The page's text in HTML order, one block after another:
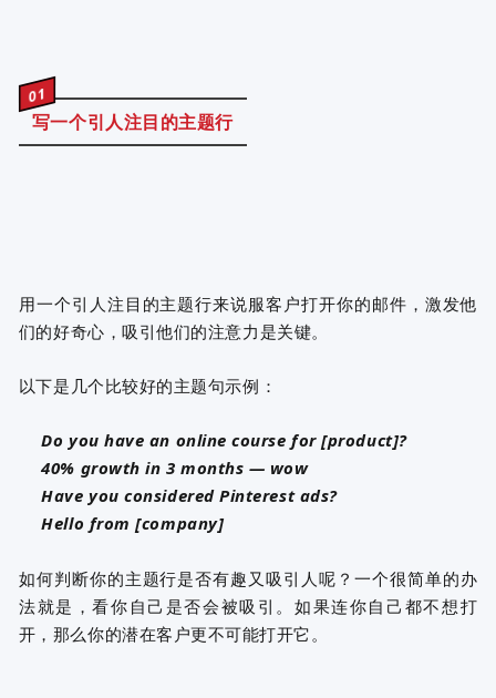
01
写一个引人注目的主题行
用一个引人注目的主题行来说服客户打开你的邮件，激发他
们的好奇心，吸引他们的注意力是关键。
以下是几个比较好的主题句示例：
Do you have an online course for [product]?
40% growth in 3 months — wow
Have you considered Pinterest ads?
Hello from [company]
如何判断你的主题行是否有趣又吸引人呢？ 一个很简单的办
法就是，看你自己是否会被吸引。如果连你自己都不想打
开，那么你的潜在客户更不可能打开它。